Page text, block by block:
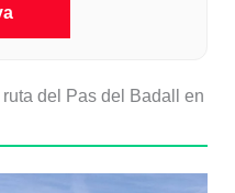
del Pas del Badall en